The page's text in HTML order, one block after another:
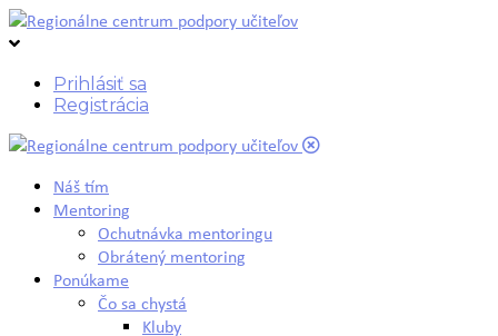
Prihlásiť sa
Registrácia
Náš tím
Mentoring
Ochutnávka mentoringu
Obrátený mentoring
Ponúkame
Čo sa chystá
Kluby